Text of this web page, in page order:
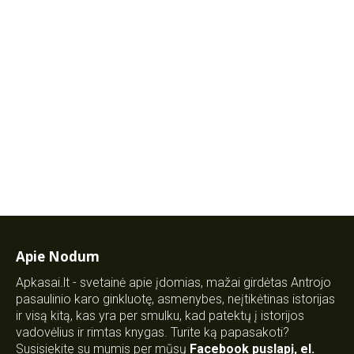
Apie Nodum
Apkasai.lt - svetainė apie įdomias, mažai girdėtas Antrojo
pasaulinio karo ginkluotę, asmenybes, neįtikėtinas istorijas
ir visą kitą, kas yra per smulku, kad patektų į istorijos
vadovėlius ir rimtas knygas. Turite ką papasakoti?
Susisiekite su mumis per mūsų Facebook puslapį, el.